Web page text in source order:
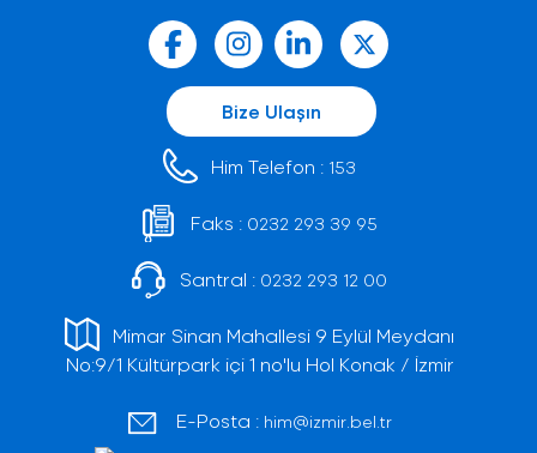
Bize Ulaşın
Him Telefon : 153
Faks : 0232 293 39 95
Santral : 0232 293 12 00
Mimar Sinan Mahallesi 9 Eylül Meydanı
No:9/1 Kültürpark içi 1 no'lu Hol Konak / İzmir
E-Posta : him@izmir.bel.tr